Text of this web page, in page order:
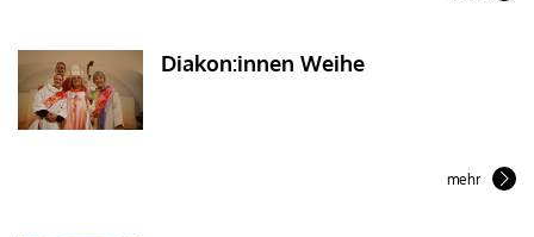
Diakon:innen Weihe
mehr